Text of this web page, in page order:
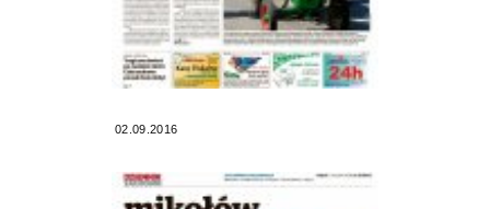
02.09.2016